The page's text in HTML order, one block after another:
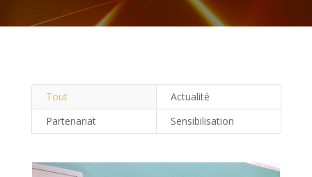
Tout
Actualité
Partenariat
Sensibilisation